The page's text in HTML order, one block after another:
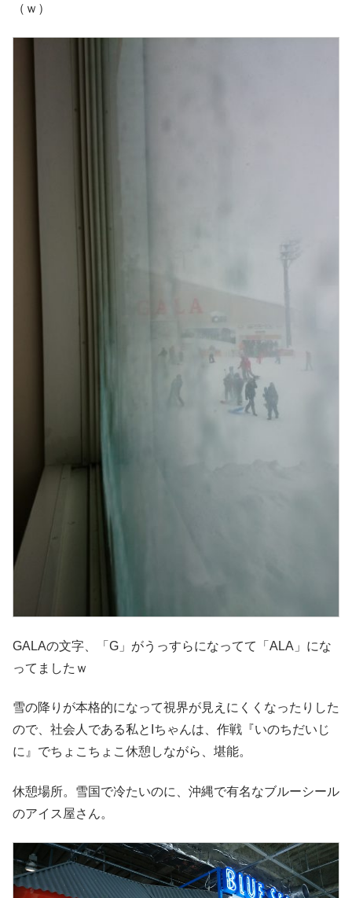
（ｗ）
GALAの文字、「G」がうっすらになってて「ALA」にな
ってましたｗ
雪の降りが本格的になって視界が見えにくくなったりした
ので、社会人である私とIちゃんは、作戦『いのちだいじ
に』でちょこちょこ休憩しながら、堪能。
休憩場所。雪国で冷たいのに、沖縄で有名なブルーシール
のアイス屋さん。